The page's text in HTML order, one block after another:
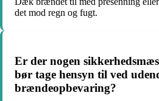
det mod regn og fugt.
Er der nogen
bør tage hensyn til ved
brændeopbevaring?